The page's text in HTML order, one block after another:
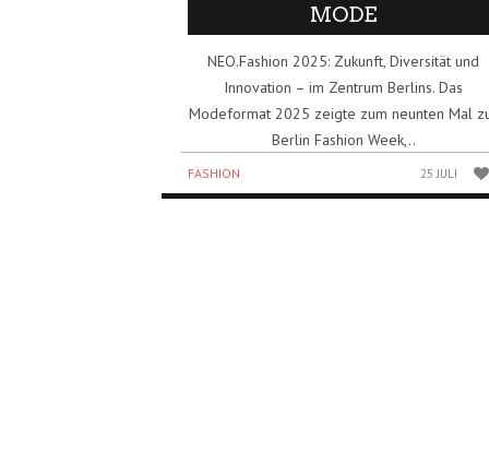
MODE
NEO.Fashion 2025: Zukunft, Diversität und
Innovation – im Zentrum Berlins. Das
Modeformat 2025 zeigte zum neunten Mal
Berlin Fashion Week,..
FASHION 25 JULI